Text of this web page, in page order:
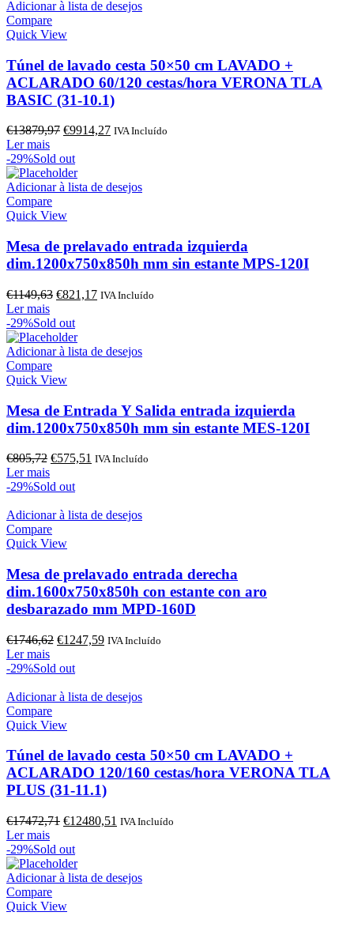
€1427,58.€1019,70.
Adicionar à lista de desejos
Compare
Quick View
Túnel de lavado cesta 50×50 cm LAVADO +
ACLARADO 60/120 cestas/hora VERONA TLA
BASIC (31-10.1)
€13879,97 O
original
era:
€13879,97.
€9914,27O
€9914,27.
IVA Incluído
Ler mais
-29%Sold out
Adicionar à lista de desejos
Compare
Quick View
Mesa de prelavado entrada izquierda
dim.1200x750x850h mm sin estante MPS-120I
€1149,63 O
original
era:
€1149,63.
€821,17O
€821,17.
IVA Incluído
Ler mais
-29%Sold out
Adicionar à lista de desejos
Compare
Quick View
Mesa de Entrada Y Salida entrada izquierda
dim.1200x750x850h mm sin estante MES-120I
€805,72 O
original
€805,72.
€575,51 O
€575,51.
IVA Incluído
Ler mais
-29%Sold out
Adicionar à lista de desejos
Compare
Quick View
Mesa de prelavado entrada derecha
dim.1600x750x850h con estante con aro
desbarazado mm MPD-160D
€1746,62 O
original
€1746,62.
€1247,59O
€1247,59.
IVA Incluído
Ler mais
-29%Sold out
Adicionar à lista de desejos
Compare
Quick View
Túnel de lavado cesta 50×50 cm LAVADO +
ACLARADO 120/160 cestas/hora VERONA TLA
PLUS (31-11.1)
€17472,71 O
original
era:
€17472,71.
€12480,51 O
€12480,51.
IVA Incluído
Ler mais
-29%Sold out
Adicionar à lista de desejos
Compare
Quick View